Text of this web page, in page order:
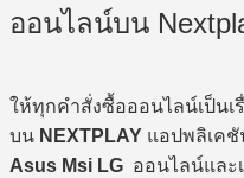
ออนไลน์บน
ให้ทุกคำสั่งซื้อออนไลน์เป็น
บน NEXTPLAY แอปพลิเค
Asus Msi LG ออนไลน์และ